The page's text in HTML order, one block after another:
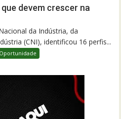
devem crescer na
da Indústria, da
(CNI), identificou 16 perfis...
Oportunidade